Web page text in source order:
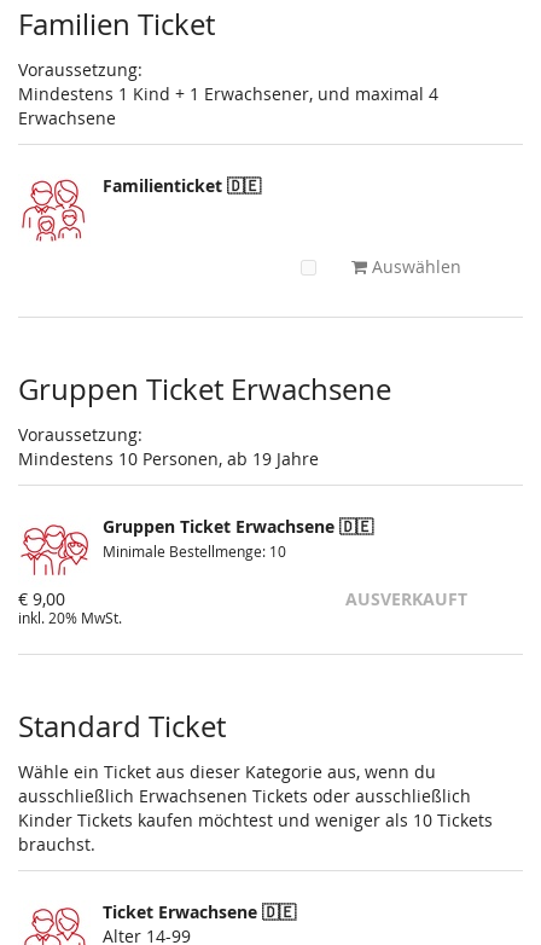
Produkte
Familien Ticket
Voraussetzung:
Mindestens 1 Kind + 1 Erwachsener, und maximal 4
Erwachsene
Familienticket 🇩🇪
Auswählen
Gruppen Ticket Erwachsene
Voraussetzung:
Mindestens 10 Personen, ab 19 Jahre
Gruppen Ticket Erwachsene 🇩🇪
Minimale Bestellmenge: 10
€ 9,00
inkl. 20% MwSt.
AUSVERKAUFT
Standard Ticket
Wähle ein Ticket aus dieser Kategorie aus, wenn du
ausschließlich Erwachsenen Tickets oder ausschließlich
Kinder Tickets kaufen möchtest und weniger als 10 Tickets
brauchst.
Ticket Erwachsene 🇩🇪
Alter 14-99